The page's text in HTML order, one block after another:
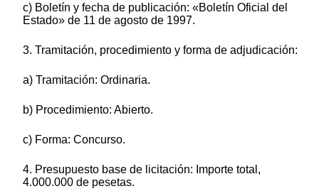
c) Boletín y fecha de publicación: «Boletín Oficial del
Estado» de 11 de agosto de 1997.
3. Tramitación, procedimiento y forma de adjudicación:
a) Tramitación: Ordinaria.
b) Procedimiento: Abierto.
c) Forma: Concurso.
4. Presupuesto base de licitación: Importe total,
4.000.000 de pesetas.